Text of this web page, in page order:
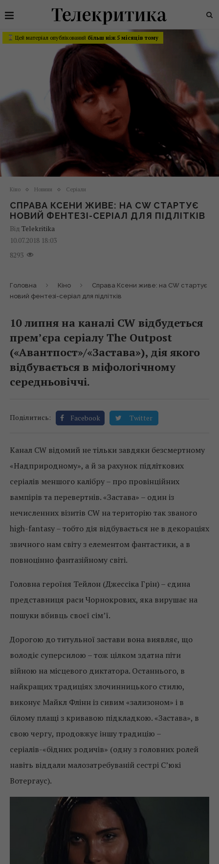
Цей матеріал опублікований більш ніж 5 місяців тому
Кіно Новини Серіали
СПРАВА КСЕНИ ЖИВЕ: НА CW СТАРТУЄ
НОВИЙ ФЕНТЕЗІ-СЕРІАЛ ДЛЯ ПІДЛІТКІВ
Від Telekritika
10.07.2018 18:03
8293
Головна Кіно
Справа Ксени живе: на CW стартує
новий фентезі-серіал для підлітків
10 липня на каналі CW відбудеться
прем’єра серіалу The Outpost
(«Авантпост»/«Застава»), дія якого
відбувається в міфологічному
середньовіччі.
Поділитись: Facebook Twitter
Канал CW відомий не тільки завдяки безсмертному
«Надприродному», а й за рахунок підліткових
серіалів меншого калібру – про провінційних
вампірів та перевертнів. «Застава» – один із
нечисленних візитів CW на територію так званого
high-fantasy – тобто дія відбувається не в декораціях
звичного нам світу з елементом фантастики, а в
повноцінно фантазійному світі.
Головна героїня Тейлон (Джессіка Грін) – єдина
представниця раси Чорнокрових, яка вирушає на
пошуки вбивць своєї сім’ї.
Дорогою до титульної застави вона виявляє, що
володіє суперсилою – тож цілком здатна піти
війною на місцевого диктатора. Останнього, в
найкращих традиціях злочинницького стилю,
виконує Майкл Флінн із сивим «зализоном» і в
білому плащі з кривавою підкладкою. «Застава», в
свою чергу, продовжує іншу традицію –
серіалів-«бідних родичів» (одну з головних ролей
навіть віддали малозатребуваній сестрі С’юкі
Вотергаус).